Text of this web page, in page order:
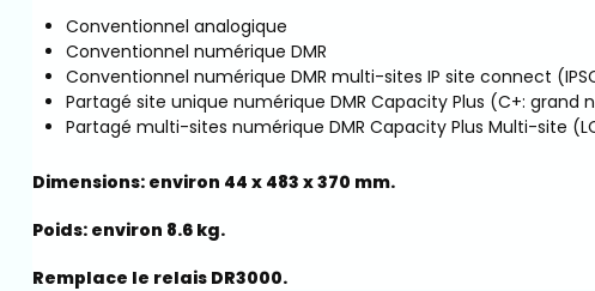
Conventionnel analogique
Conventionnel numérique DMR
Conventionnel numérique DMR multi-sites IP site connect
Partagé site unique numérique DMR Capacity Plus (C+: grand
Partagé multi-sites numérique DMR Capacity Plus Multi-site
Dimensions: environ 44 x 483 x 370 mm.
Poids: environ 8.6 kg.
Remplace le relais DR3000.